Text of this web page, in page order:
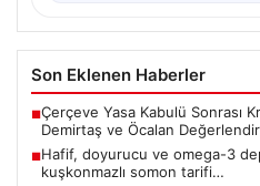
Son Eklenen Haberler
■Çerçeve Yasa Kabulü Sonrası
Demirtaş ve Öcalan
■Hafif, doyurucu ve omega-3
kuşkonmazlı somon tarifi…